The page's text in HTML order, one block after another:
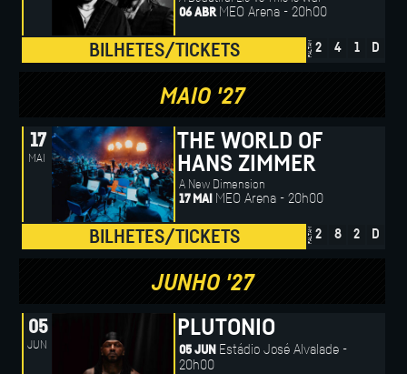
06 ABR MEO Arena - 20h00
BILHETES/TICKETS FALTAM 2 4 1 D
MAIO '27
17
MAI
THE WORLD OF
HANS ZIMMER
A New Dimension
17 MAI MEO Arena - 20h00
BILHETES/TICKETS FALTAM 2 8 2 D
JUNHO '27
05
JUN
PLUTONIO
05 JUN Estádio José Alvalade -
20h00